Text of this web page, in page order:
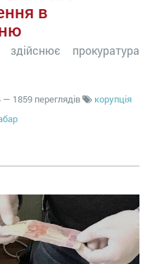
в
здійснює прокуратура
— 1859 переглядів
корупція